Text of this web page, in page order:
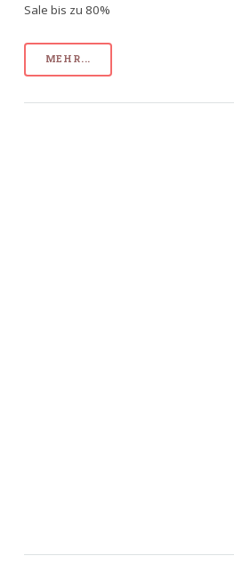
Sale bis zu 80%
MEHR...